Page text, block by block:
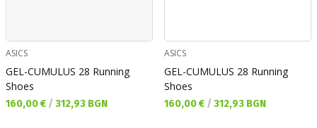
ASICS
GEL-CUMULUS 28 Running
Shoes
Текуща цена:
160,00 € / 312,93 BGN
ASICS
GEL-CUMULUS 28 Running
Shoes
Текуща цена:
160,00 € / 312,93 BGN